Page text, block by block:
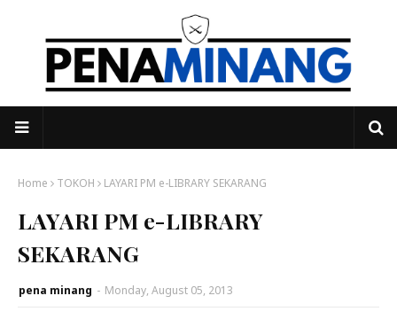
Home TOKOH LAYARI PM e-LIBRARY SEKARANG
LAYARI PM e-LIBRARY
SEKARANG
pena minang - Monday, August 05, 2013